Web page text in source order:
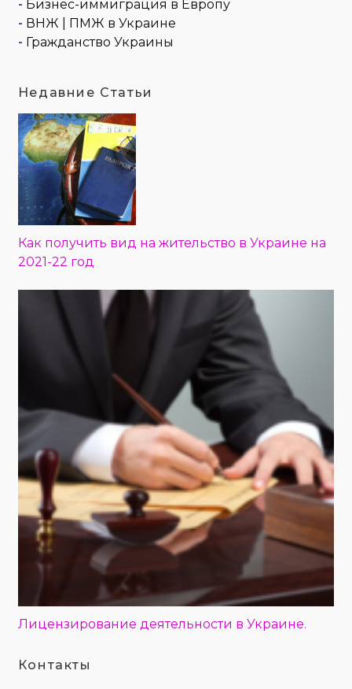
- Бизнес-иммиграция в Европу
- ВНЖ | ПМЖ в Украине
- Гражданство Украины
Недавние Статьи
Как получить вид на жительство в Украине на
2021-22 год
Лицензирование деятельности в Украине.
Контакты